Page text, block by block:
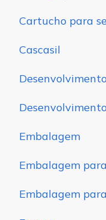
Cartucho para
Cascasil
Embalagem
Embalagem
Embalagem